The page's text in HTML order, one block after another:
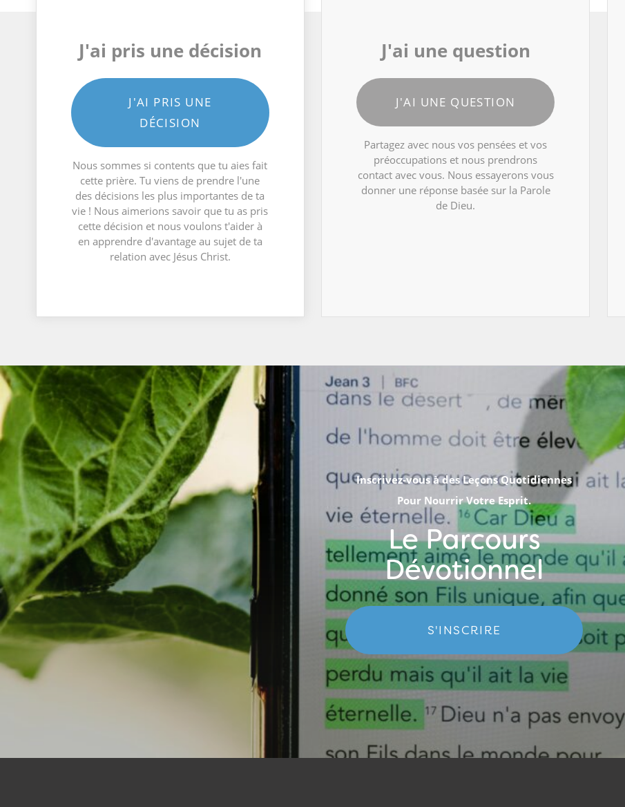
J'ai pris une décision
J'AI PRIS UNE
DÉCISION
Nous sommes si contents que tu aies fait
cette prière. Tu viens de prendre l'une
des décisions les plus importantes de ta
vie ! Nous aimerions savoir que tu as pris
cette décision et nous voulons t'aider à
en apprendre d'avantage au sujet de ta
relation avec Jésus Christ.
J'ai une question
J'AI UNE QUESTION
Partagez avec nous vos pensées et vos
préoccupations et nous prendrons
contact avec vous. Nous essayerons vous
donner une réponse basée sur la Parole
de Dieu.
Inscrivez-vous à des Leçons Quotidiennes
Pour Nourrir Votre Esprit.
Le Parcours
Dévotionnel
S'INSCRIRE